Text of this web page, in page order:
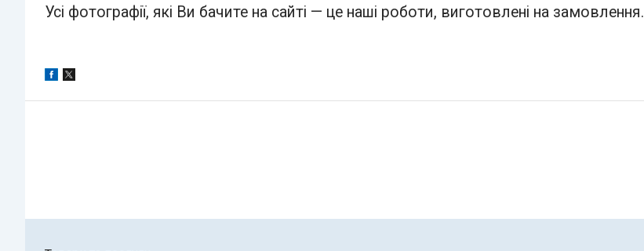
Усі фотографії, які Ви бачите на сайті — це наші роботи, виготовлені на замовлення.